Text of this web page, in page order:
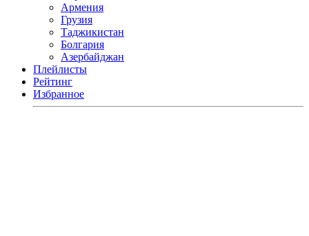
Армения
Грузия
Таджикистан
Болгария
Азербайджан
Плейлисты
Рейтинг
Избранное